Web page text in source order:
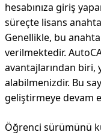
hesabınıza giriş
süreçte lisans
Genellikle, bu
verilmektedir.
avantajlarından biri,
alabilmenizdir. Bu
geliştirmeye devam
Öğrenci sürümünü